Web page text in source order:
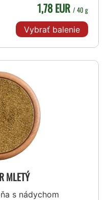
1,78 EUR / 40 g
Vybrať balenie
MLETÝ
s nádychom